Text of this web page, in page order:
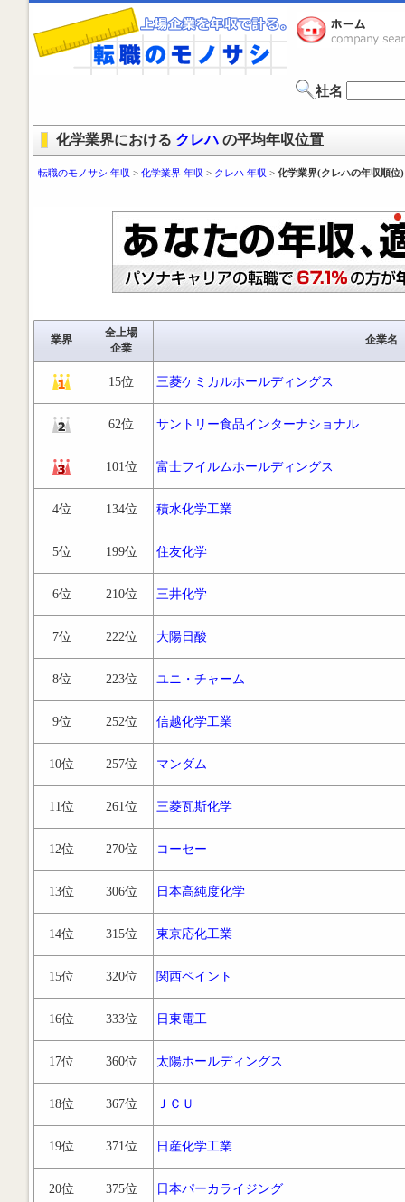
社名
化学業界における クレハ の平均年収位置
転職のモノサシ 年収 > 化学業界 年収 > クレハ 年収 > 化学業界(クレハの年収順位)
業界
全上場
企業
企業名
15位 三菱ケミカルホールディングス
62位 サントリー食品インターナショナル
101位 富士フイルムホールディングス
4位 134位 積水化学工業
5位 199位 住友化学
6位 210位 三井化学
7位 222位 大陽日酸
8位 223位 ユニ・チャーム
9位 252位 信越化学工業
10位 257位 マンダム
11位 261位 三菱瓦斯化学
12位 270位 コーセー
13位 306位 日本高純度化学
14位 315位 東京応化工業
15位 320位 関西ペイント
16位 333位 日東電工
17位 360位 太陽ホールディングス
18位 367位 ＪＣＵ
19位 371位 日産化学工業
20位 375位 日本パーカライジング